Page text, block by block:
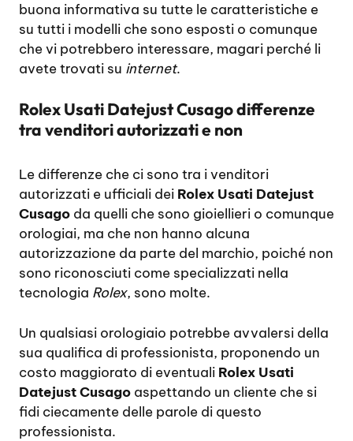
buona informativa su tutte le caratteristiche e
su tutti i modelli che sono esposti o comunque
che vi potrebbero interessare, magari perché li
avete trovati su internet.
Rolex Usati Datejust Cusago differenze
tra venditori autorizzati e non
Le differenze che ci sono tra i venditori
autorizzati e ufficiali dei Rolex Usati Datejust
Cusago da quelli che sono gioiellieri o comunque
orologiai, ma che non hanno alcuna
autorizzazione da parte del marchio, poiché non
sono riconosciuti come specializzati nella
tecnologia Rolex, sono molte.
Un qualsiasi orologiaio potrebbe avvalersi della
sua qualifica di professionista, proponendo un
costo maggiorato di eventuali Rolex Usati
Datejust Cusago aspettando un cliente che si
fidi ciecamente delle parole di questo
professionista.